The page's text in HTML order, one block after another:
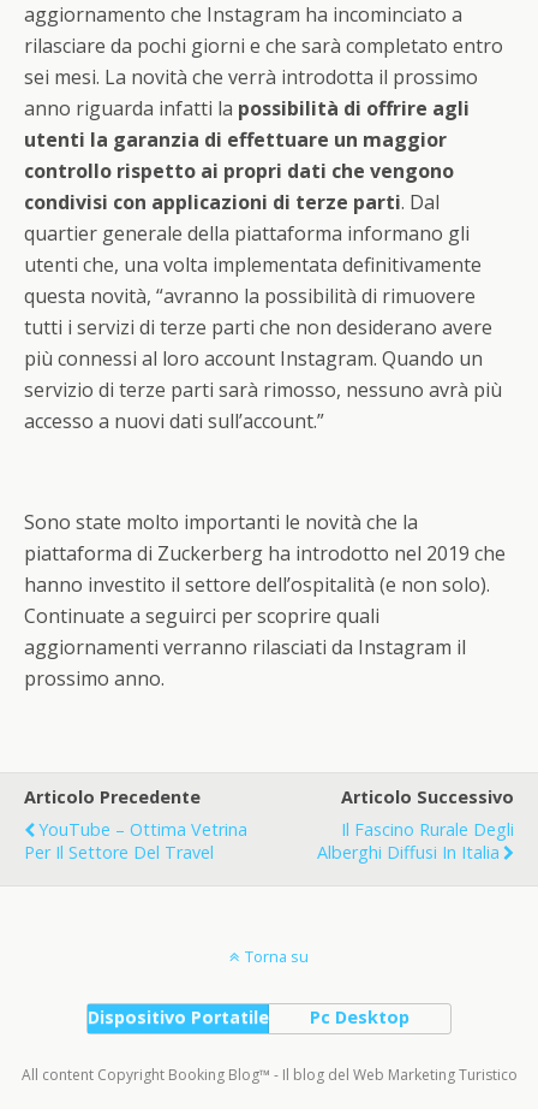
aggiornamento che Instagram ha incominciato a
rilasciare da pochi giorni e che sarà completato entro
sei mesi. La novità che verrà introdotta il prossimo
anno riguarda infatti la possibilità di offrire agli
utenti la garanzia di effettuare un maggior
controllo rispetto ai propri dati che vengono
condivisi con applicazioni di terze parti. Dal
quartier generale della piattaforma informano gli
utenti che, una volta implementata definitivamente
questa novità, “avranno la possibilità di rimuovere
tutti i servizi di terze parti che non desiderano avere
più connessi al loro account Instagram. Quando un
servizio di terze parti sarà rimosso, nessuno avrà più
accesso a nuovi dati sull’account.”
Sono state molto importanti le novità che la
piattaforma di Zuckerberg ha introdotto nel 2019 che
hanno investito il settore dell’ospitalità (e non solo).
Continuate a seguirci per scoprire quali
aggiornamenti verranno rilasciati da Instagram il
prossimo anno.
Articolo Precedente
YouTube – Ottima Vetrina
Per Il Settore Del Travel
Articolo Successivo
Il Fascino Rurale Degli
Alberghi Diffusi In Italia
Torna su
Dispositivo Portatile Pc Desktop
All content Copyright Booking Blog™ - Il blog del Web Marketing Turistico